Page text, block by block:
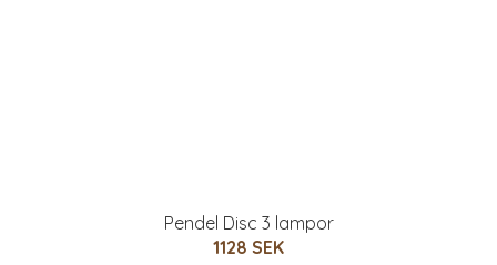
Pendel Disc 3 lampor
1128 SEK